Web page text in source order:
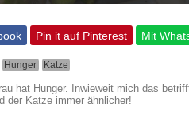
Pin it auf Pinterest Mit
Hunger Katze
hat Hunger. Inwieweit mich das
der Katze immer ähnlicher!